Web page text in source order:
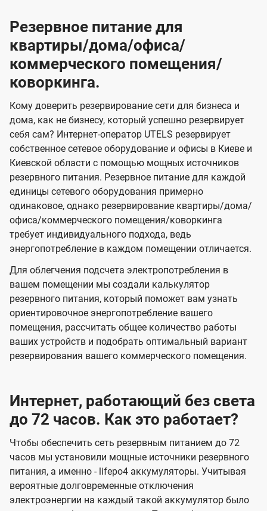
Резервное питание для
квартиры/дома/офиса/
коммерческого помещения/
коворкинга.
Кому доверить резервирование сети для бизнеса и
дома, как не бизнесу, который успешно резервирует
себя сам? Интернет-оператор UTELS резервирует
собственное сетевое оборудование и офисы в Киеве и
Киевской области с помощью мощных источников
резервного питания. Резервное питание для каждой
единицы сетевого оборудования примерно
одинаковое, однако резервирование квартиры/дома/
офиса/коммерческого помещения/коворкинга
требует индивидуального подхода, ведь
энергопотребление в каждом помещении отличается.
Для облегчения подсчета электропотребления в
вашем помещении мы создали калькулятор
резервного питания, который поможет вам узнать
ориентировочное энергопотребление вашего
помещения, рассчитать общее количество работы
ваших устройств и подобрать оптимальный вариант
резервирования вашего коммерческого помещения.
Интернет, работающий без света
до 72 часов. Как это работает?
Чтобы обеспечить сеть резервным питанием до 72
часов мы установили мощные источники резервного
питания, а именно - lifepo4 аккумуляторы. Учитывая
вероятные долговременные отключения
электроэнергии на каждый такой аккумулятор было